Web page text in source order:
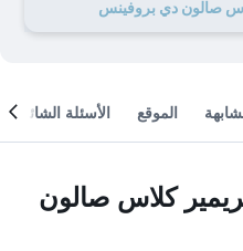
الموقع الأسئلة الشائعة
كلاس صالون